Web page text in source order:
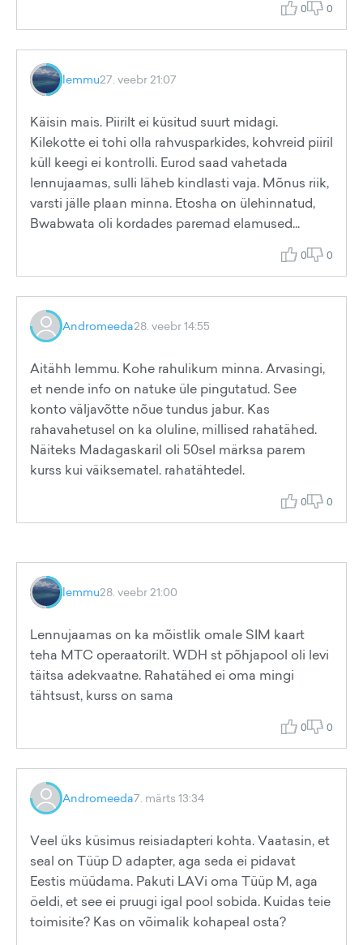
0 0
lemmu27. veebr 21:07
Käisin mais. Piirilt ei küsitud suurt midagi.
Kilekotte ei tohi olla rahvusparkides, kohvreid piiril
küll keegi ei kontrolli. Eurod saad vahetada
lennujaamas, sulli läheb kindlasti vaja. Mõnus riik,
varsti jälle plaan minna. Etosha on ülehinnatud,
Bwabwata oli kordades paremad elamused...
0 0
Andromeeda28. veebr 14:55
Aitähh lemmu. Kohe rahulikum minna. Arvasingi,
et nende info on natuke üle pingutatud. See
konto väljavõtte nõue tundus jabur. Kas
rahavahetusel on ka oluline, millised rahatähed.
Näiteks Madagaskaril oli 50sel märksa parem
kurss kui väiksematel. rahatähtedel.
0 0
lemmu28. veebr 21:00
Lennujaamas on ka mõistlik omale SIM kaart
teha MTC operaatorilt. WDH st põhjapool oli levi
täitsa adekvaatne. Rahatähed ei oma mingi
tähtsust, kurss on sama
0 0
Andromeeda7. märts 13:34
Veel üks küsimus reisiadapteri kohta. Vaatasin, et
seal on Tüüp D adapter, aga seda ei pidavat
Eestis müüdama. Pakuti LAVi oma Tüüp M, aga
öeldi, et see ei pruugi igal pool sobida. Kuidas teie
toimisite? Kas on võimalik kohapeal osta?